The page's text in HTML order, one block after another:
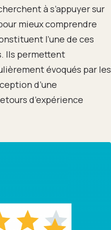
à s’appuyer sur
mieux comprendre
l’une de ces
Ils permettent
évoqués par les
d’une
d’expérience